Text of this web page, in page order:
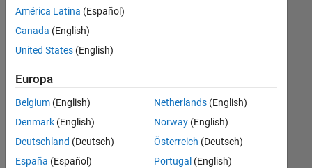
Finance and Operations
Legal
Büro- und Verwaltungsdienste
es
keine
offenen
Stellen,
Ihren
Suchkriterien
entsprechen.
können
die
América Latina (Español)
Canada (English)
United States (English)
Europa
Belgium (English)
Denmark (English)
Deutschland (Deutsch)
España (Español)
Netherlands(English)
Norway(English)
Österreich (Deutsch)
Portugal (English)